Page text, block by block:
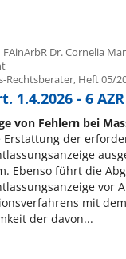
FAinArbR Dr. Cornelia
Rechtsberater, Heft 05/
1.4.2026 - 6
von Fehlern bei
Erstattung der
Ebenso führt die
vor
mit
der davon...